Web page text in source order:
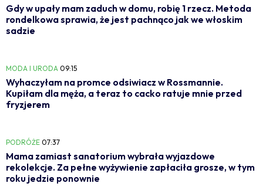
Gdy w upały mam zaduch w domu, robię 1 rzecz. Metoda
rondelkowa sprawia, że jest pachnąco jak we włoskim
sadzie
MODA I URODA 09:15
Wyhaczyłam na promce odsiwiacz w Rossmannie.
Kupiłam dla męża, a teraz to cacko ratuje mnie przed
fryzjerem
PODRÓŻE 07:37
Mama zamiast sanatorium wybrała wyjazdowe
rekolekcje. Za pełne wyżywienie zapłaciła grosze, w tym
roku jedzie ponownie